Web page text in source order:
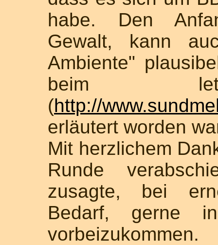
habe. Den
Gewalt, kann
Ambiente"
beim
(http://
erläutert worden
Mit herzlichem
Runde
zusagte, bei
Bedarf, gerne
vorbeizukommen.